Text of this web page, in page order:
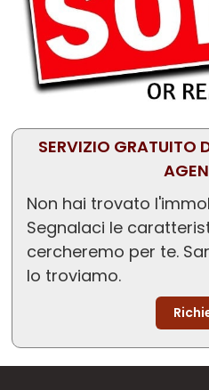
SERVIZIO GRATUITO
Non hai trovato
Segnalaci le
cercheremo per te.
lo troviamo.